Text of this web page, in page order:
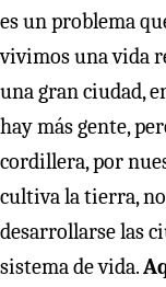
es un problema
vivimos una vida
una gran ciudad,
hay más gente,
cordillera, por
cultiva la tierra,
desarrollarse las
sistema de vida.